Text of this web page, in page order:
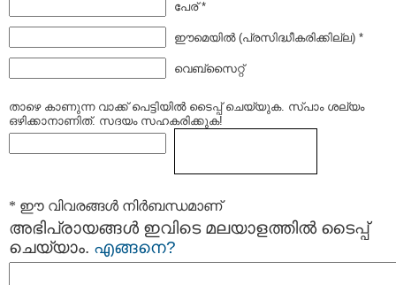
പേര് *
ഈമെയില്‍ (പ്രസിദ്ധീകരിക്കില്ല) *
വെബ്സൈറ്റ്
താഴെ കാണുന്ന വാക്ക് പെട്ടിയില്‍ ടൈപ്പ്‌ ചെയ്യുക. സ്പാം ശല്യം
ഒഴിക്കാനാണിത്. സദയം സഹകരിക്കുക!
* ഈ വിവരങ്ങള്‍ നിര്‍ബന്ധമാണ്
അഭിപ്രായങ്ങള്‍ ഇവിടെ മലയാളത്തില്‍ ടൈപ്പ്
ചെയ്യാം. എങ്ങനെ?